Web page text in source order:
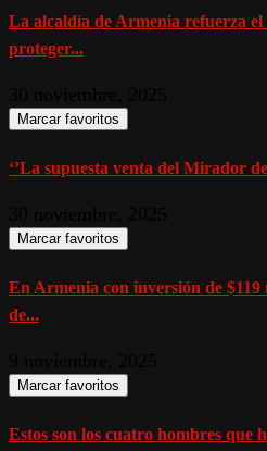
La alcaldía de Armenia refuerza
proteger...
Marcar favoritos
‘’La supuesta venta del Mirador
Marcar favoritos
En Armenia con inversión de
de...
Marcar favoritos
Estos son los cuatro hombres que